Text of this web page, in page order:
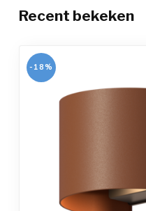
Recent bekeken
-18%